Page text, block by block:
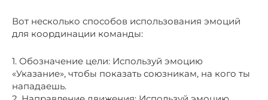
Вот несколько способов использования эмоций
для координации команды:
1. Обозначение цели: Используй эмоцию
«Указание», чтобы показать союзникам, на кого ты
нападаешь.